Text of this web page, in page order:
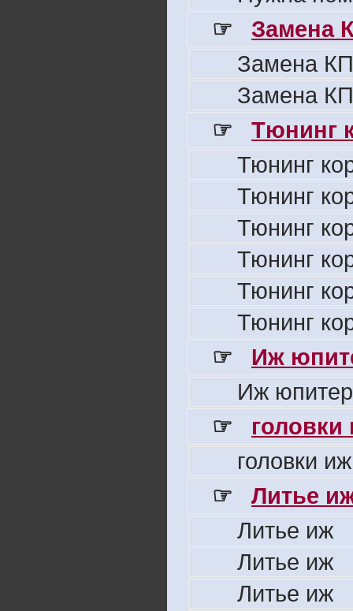
☞
Замена
Замена
Замена
☞
Тюнинг
Тюнинг
Тюнинг
Тюнинг
Тюнинг
Тюнинг
Тюнинг
☞
Иж
Иж
☞
головки
☞
Литье
Литье иж
Литье иж
Литье иж